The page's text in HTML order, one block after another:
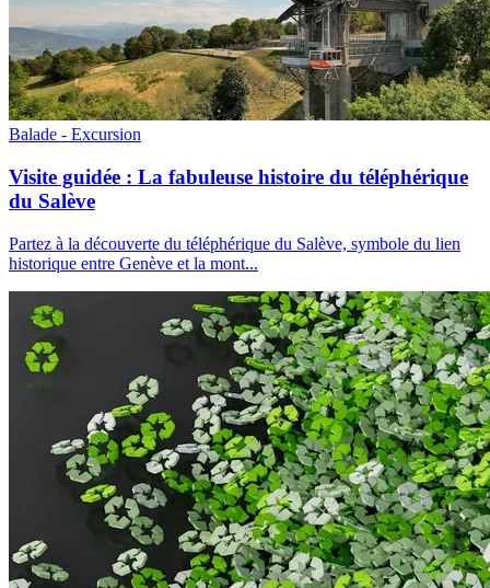
Balade - Excursion
Visite guidée : La fabuleuse histoire du téléphérique
du Salève
Partez à la découverte du téléphérique du Salève, symbole du lien
historique entre Genève et la mont...